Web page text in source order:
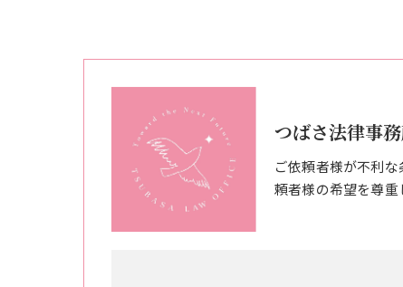
つばさ法律事
ご依頼者様が不利
頼者様の希望を尊重